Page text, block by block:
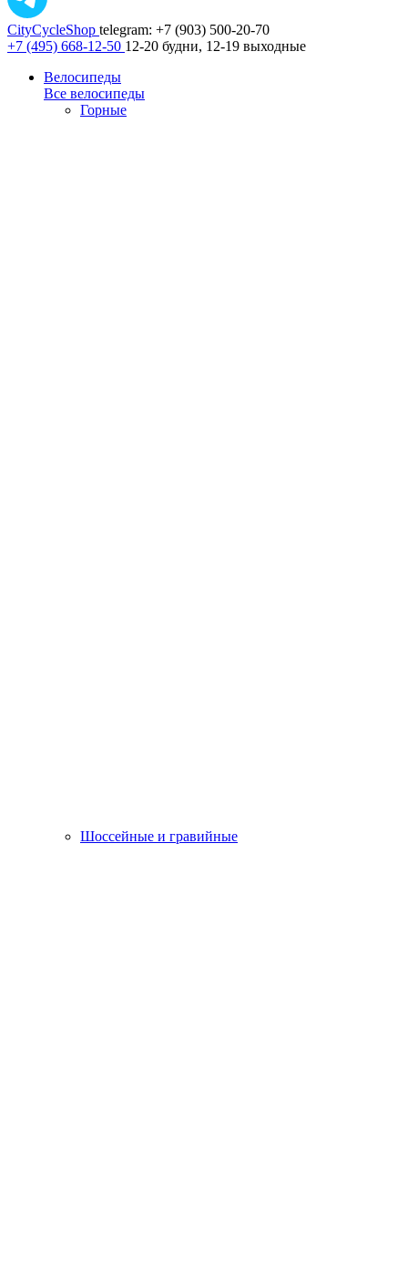
CityCycleShop telegram: +7 (903) 500-20-70
+7 (495) 668-12-50 12-20 будни, 12-19 выходные
Велосипеды
Все велосипеды
Горные
Шоссейные и гравийные